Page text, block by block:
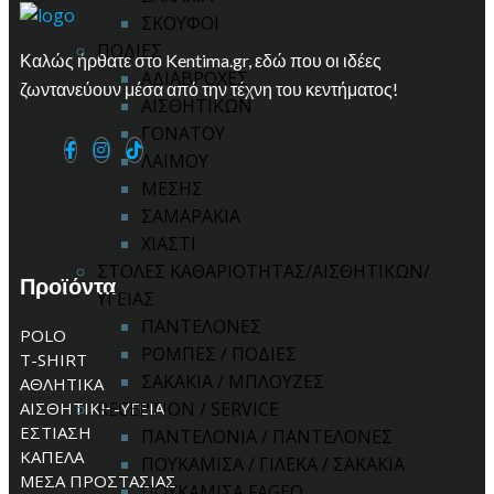
ΣΚΟΥΦΟΙ
ΠΟΔΙΕΣ
ΑΔΙΑΒΡΟΧΕΣ
ΑΙΣΘΗΤΙΚΩΝ
ΓΟΝΑΤΟΥ
ΛΑΙΜΟΥ
ΜΕΣΗΣ
ΣΑΜΑΡΑΚΙΑ
ΧΙΑΣΤΙ
ΣΤΟΛΕΣ ΚΑΘΑΡΙΟΤΗΤΑΣ/ΑΙΣΘΗΤΙΚΩΝ/
ΥΓΕΙΑΣ
ΠΑΝΤΕΛΟΝΕΣ
ΡΟΜΠΕΣ / ΠΟΔΙΕΣ
ΣΑΚΑΚΙΑ / ΜΠΛΟΥΖΕΣ
RECEPTION / SERVICE
ΠΑΝΤΕΛΟΝΙΑ / ΠΑΝΤΕΛΟΝΕΣ
ΠΟΥΚΑΜΙΣΑ / ΓΙΛΕΚΑ / ΣΑΚΑΚΙΑ
Καλώς ήρθατε στο Kentima.gr, εδώ που οι ιδέες
ζωντανεύουν μέσα από την τέχνη του κεντήματος!
Προϊόντα
POLO
T-SHIRT
ΑΘΛΗΤΙΚΑ
ΑΙΣΘΗΤΙΚΗ-ΥΓΕΙΑ
ΕΣΤΙΑΣΗ
ΚΑΠΕΛΑ
ΜΕΣΑ ΠΡΟΣΤΑΣΙΑΣ